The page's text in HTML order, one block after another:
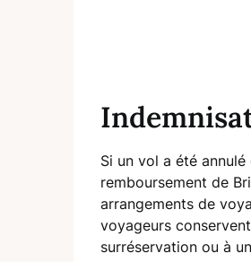
Si un vol a été
remboursement de
arrangements de
voyageurs
surréservation ou à